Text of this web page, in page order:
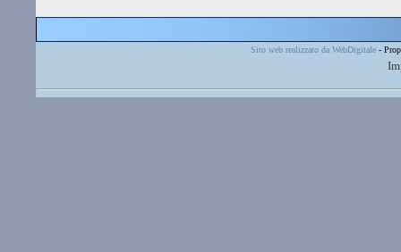
Sito web realizzato da WebDigitale -